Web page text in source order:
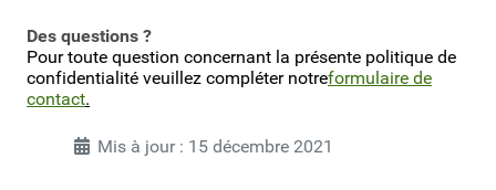
Des questions ?
Pour toute question concernant la présente politique de
confidentialité veuillez compléter notreformulaire de
contact.
Mis à jour : 15 décembre 2021